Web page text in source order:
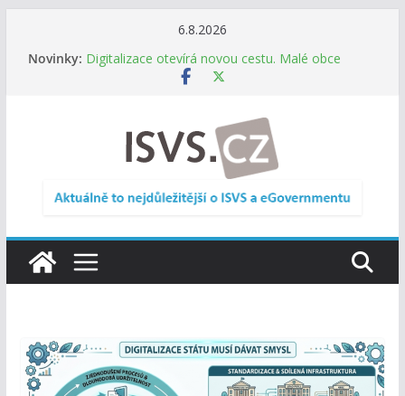
6.8.2026
Novinky: Digitalizace otevírá novou cestu. Malé obce
nemusí zanikat, mohou více spolupracovat
DIA: Informační systém dlouhodobého řízení
(ISDŘ) je od července v plném provozu
RVIS – Výbor pro architekturu a řízení ICT
zveřejnil materiály z nového jednání
Informace o obcích vždy po ruce. SMS ČR spouští